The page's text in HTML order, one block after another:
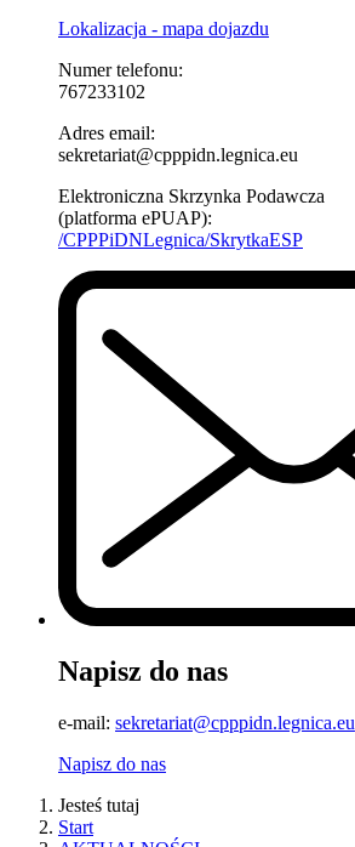
Lokalizacja - mapa dojazdu
Numer telefonu:
767233102
Adres email:
sekretariat@cpppidn.legnica.eu
Elektroniczna Skrzynka Podawcza
(platforma ePUAP):
/CPPPiDNLegnica/SkrytkaESP
Napisz do nas
e-mail: sekretariat@cpppidn.legnica.eu
Napisz do nas
Jesteś tutaj
Start